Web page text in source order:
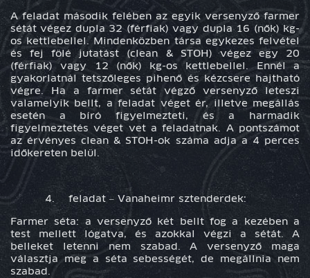
A feladat második felében az egyik versenyző farmer
sétát végez dupla 32 (férfiak) vagy dupla 16 (nők) kg-
os kettlebellel. Mindenközben társa egykezes felvétel
és fej fölé jutatást (clean & STOH) végez egy 20
(férfiak) vagy 12 (nők) kg-os kettlebellel. Ennél a
gyakorlatnál tetszőleges pihenő és kézcsere hajtható
végre. Ha a farmer sétát végző versenyző leteszi
valamelyik bellt, a feladat véget ér, illetve megállás
esetén a bíró figyelmezteti, és a harmadik
figyelmeztetés véget vet a feladatnak. A pontszámot
az érvényes clean & STOH-ok száma adja a 4 perces
időkereten belül.
4. feladat – Vanaheimr sztenderdek:
Farmer séta: a versenyző két bellt fog a kezében a
test mellett lógatva, és azokkal végzi a sétát. A
belleket letenni nem szabad. A versenyző maga
választja meg a séta sebességét, de megállnia nem
szabad.